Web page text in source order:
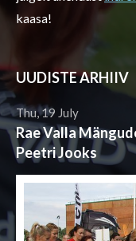
kaasa!
UUDISTE ARHIIV
Thu, 19 July
Rae Valla
Peetri Jooks